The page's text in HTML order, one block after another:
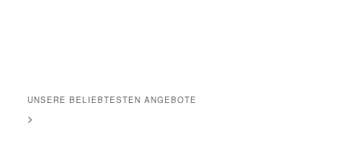
UNSERE BELIEBTESTEN ANGEBOTE
>